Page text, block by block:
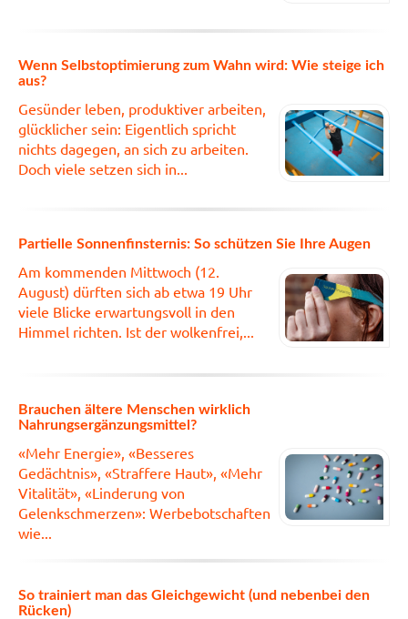
Wenn Selbstoptimierung zum Wahn wird: Wie steige ich
aus?
Gesünder leben, produktiver arbeiten,
glücklicher sein: Eigentlich spricht
nichts dagegen, an sich zu arbeiten.
Doch viele setzen sich in...
Partielle Sonnenfinsternis: So schützen Sie Ihre Augen
Am kommenden Mittwoch (12.
August) dürften sich ab etwa 19 Uhr
viele Blicke erwartungsvoll in den
Himmel richten. Ist der wolkenfrei,...
Brauchen ältere Menschen wirklich
Nahrungsergänzungsmittel?
«Mehr Energie», «Besseres
Gedächtnis», «Straffere Haut», «Mehr
Vitalität», «Linderung von
Gelenkschmerzen»: Werbebotschaften
wie...
So trainiert man das Gleichgewicht (und nebenbei den
Rücken)